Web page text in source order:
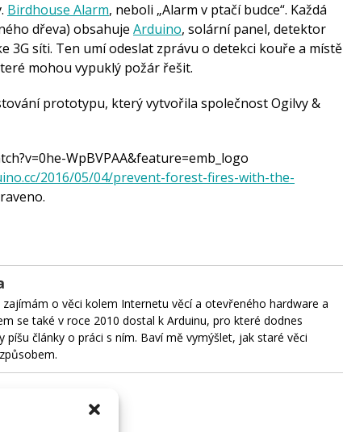
Birdhouse Alarm, neboli „Alarm v ptačí budce“. Každá
dřeva) obsahuje Arduino, solární panel, detektor
3G síti. Ten umí odeslat zprávu o detekci kouře a místě
mohou vypuklý požár řešit.
prototypu, který vytvořila společnost Ogilvy &
WpBVPAA&feature=emb_logo
2016/05/04/prevent-forest-fires-with-the-
zajímám o věci kolem Internetu věcí a otevřeného hardware a
se také v roce 2010 dostal k Arduinu, pro které dodnes
píšu články o práci s ním. Baví mě vymýšlet, jak staré věci